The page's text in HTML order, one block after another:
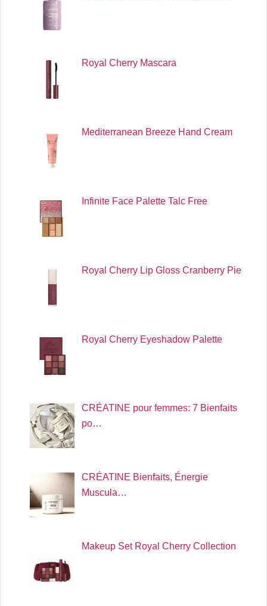
Royal Cherry Mascara
Mediterranean Breeze Hand Cream
Infinite Face Palette Talc Free
Royal Cherry Lip Gloss Cranberry Pie
Royal Cherry Eyeshadow Palette
CRÉATINE pour femmes: 7 Bienfaits
po…
CRÉATINE Bienfaits, Énergie
Muscula…
Makeup Set Royal Cherry Collection